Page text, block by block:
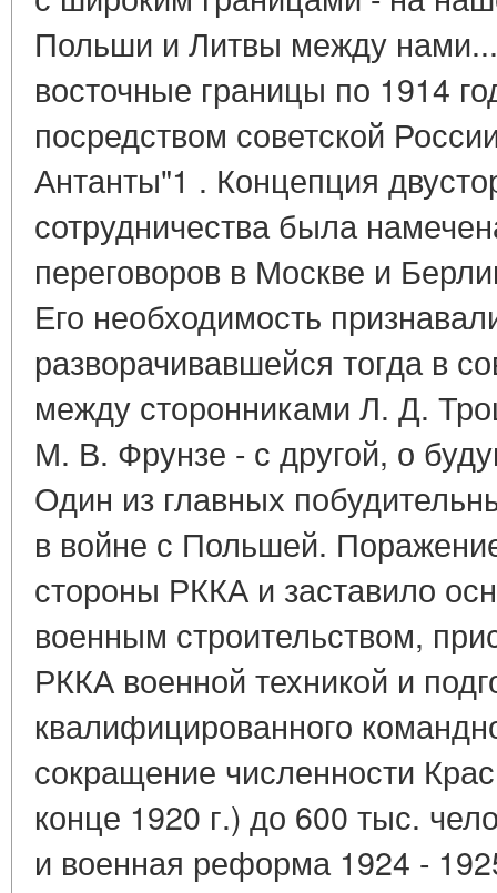
Польши и Литвы между
восточные границы по 1914
посредством советской
Антанты"1 . Концепция
сотрудничества была
переговоров в Москве и
Его необходимость
разворачивавшейся тогда в
между сторонниками Л. Д.
М. В. Фрунзе - с другой, о
Один из главных
в войне с Польшей.
стороны РККА и заставило
военным строительством,
РККА военной техникой и
квалифицированного
сокращение численности
конце 1920 г.) до 600 тыс.
и военная реформа 1924 -